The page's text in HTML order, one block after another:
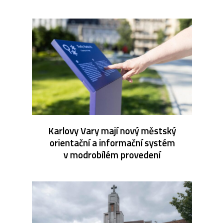
Karlovy Vary mají nový městský
orientační a informační systém
v modrobílém provedení